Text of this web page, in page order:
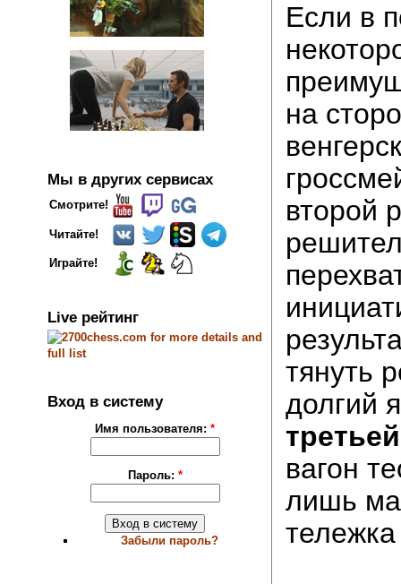
Мы в других сервисах
Смотрите!
Читайте!
Играйте!
Live рейтинг
Вход в систему
Имя пользователя:*
Пароль: *
Забыли пароль?
Если в
на
второй
тянуть
долгий
вагон
лишь